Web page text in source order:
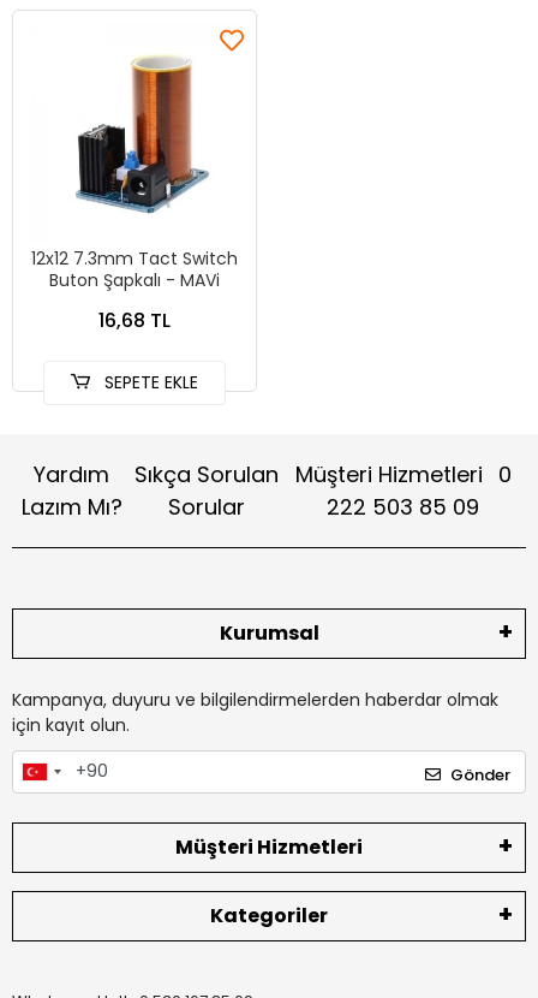
12x12 7.3mm Tact Switch
Buton Şapkalı - MAVi
16,68 TL
SEPETE EKLE
Yardım
Lazım Mı?
Sıkça Sorulan
Sorular
Müşteri Hizmetleri 0
222 503 85 09
Kurumsal
Kampanya, duyuru ve bilgilendirmelerden haberdar olmak
için kayıt olun.
Gönder
Müşteri Hizmetleri
Kategoriler